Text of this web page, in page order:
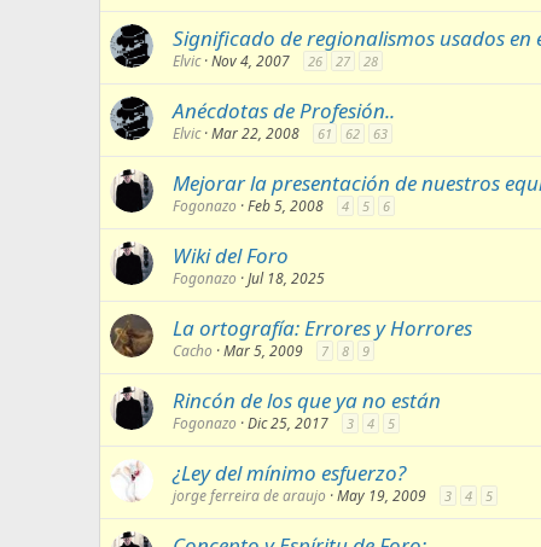
Significado de regionalismos usados en
Elvic Nov 4, 2007 26 27 28
Anécdotas de Profesión..
Elvic Mar 22, 2008 61 62 63
Mejorar la presentación de nuestros
Fogonazo Feb 5, 2008 4 5 6
Wiki del Foro
Fogonazo Jul 18, 2025
La ortografía: Errores y Horrores
Cacho Mar 5, 2009 7 8 9
Rincón de los que ya no están
Fogonazo Dic 25, 2017 3 4 5
¿Ley del mínimo esfuerzo?
jorge ferreira de araujo May 19, 2009 3 4 5